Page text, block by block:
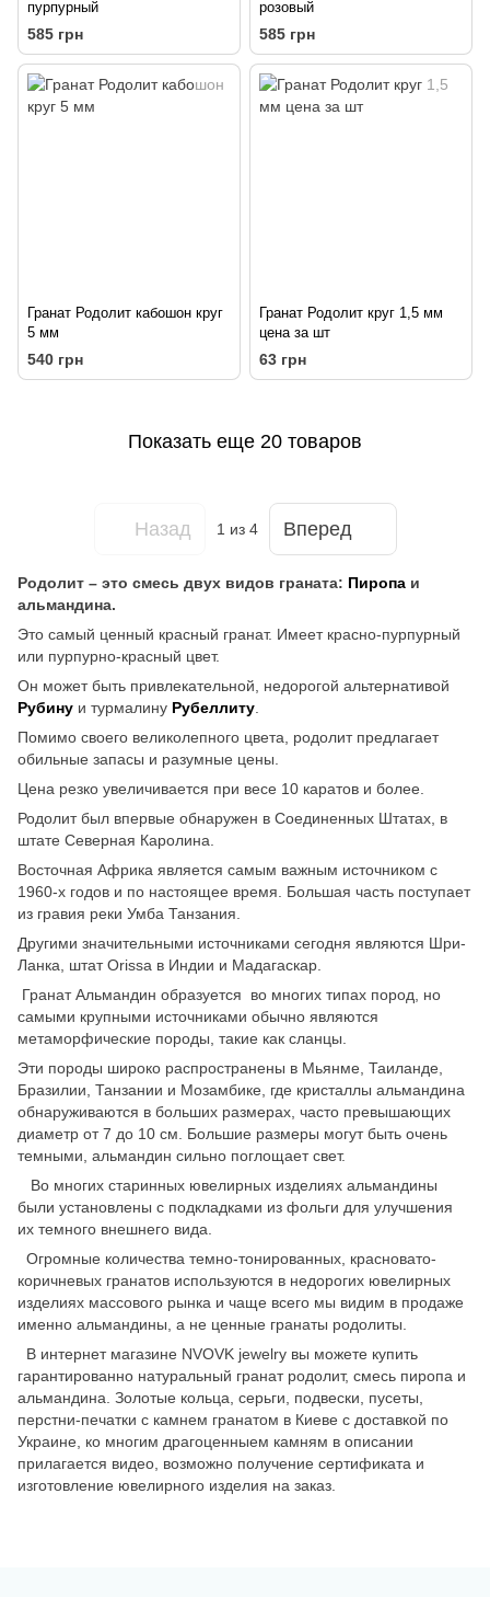
пурпурный
585 грн
розовый
585 грн
Гранат Родолит кабошон круг
5 мм
540 грн
Гранат Родолит круг 1,5 мм
цена за шт
63 грн
Показать еще 20 товаров
Назад 1 из 4 Вперед
Родолит – это смесь двух видов граната: Пиропа и
альмандина.
Это самый ценный красный гранат. Имеет красно-пурпурный
или пурпурно-красный цвет.
Он может быть привлекательной, недорогой альтернативой
Рубину и турмалину Рубеллиту.
Помимо своего великолепного цвета, родолит предлагает
обильные запасы и разумные цены.
Цена резко увеличивается при весе 10 каратов и более.
Родолит был впервые обнаружен в Соединенных Штатах, в
штате Северная Каролина.
Восточная Африка является самым важным источником с
1960-х годов и по настоящее время. Большая часть поступает
из гравия реки Умба Танзания.
Другими значительными источниками сегодня являются Шри-
Ланка, штат Orissa в Индии и Мадагаскар.
Гранат Альмандин образуется во многих типах пород, но
самыми крупными источниками обычно являются
метаморфические породы, такие как сланцы.
Эти породы широко распространены в Мьянме, Таиланде,
Бразилии, Танзании и Мозамбике, где кристаллы альмандина
обнаруживаются в больших размерах, часто превышающих
диаметр от 7 до 10 см. Большие размеры могут быть очень
темными, альмандин сильно поглощает свет.
Во многих старинных ювелирных изделиях альмандины
были установлены с подкладками из фольги для улучшения
их темного внешнего вида.
Огромные количества темно-тонированных, красновато-
коричневых гранатов используются в недорогих ювелирных
изделиях массового рынка и чаще всего мы видим в продаже
именно альмандины, а не ценные гранаты родолиты.
В интернет магазине NVOVK jewelry вы можете купить
гарантированно натуральный гранат родолит, смесь пиропа и
альмандина. Золотые кольца, серьги, подвески, пусеты,
перстни-печатки с камнем гранатом в Киеве с доставкой по
Украине, ко многим драгоценныем камням в описании
прилагается видео, возможно получение сертификата и
изготовление ювелирного изделия на заказ.